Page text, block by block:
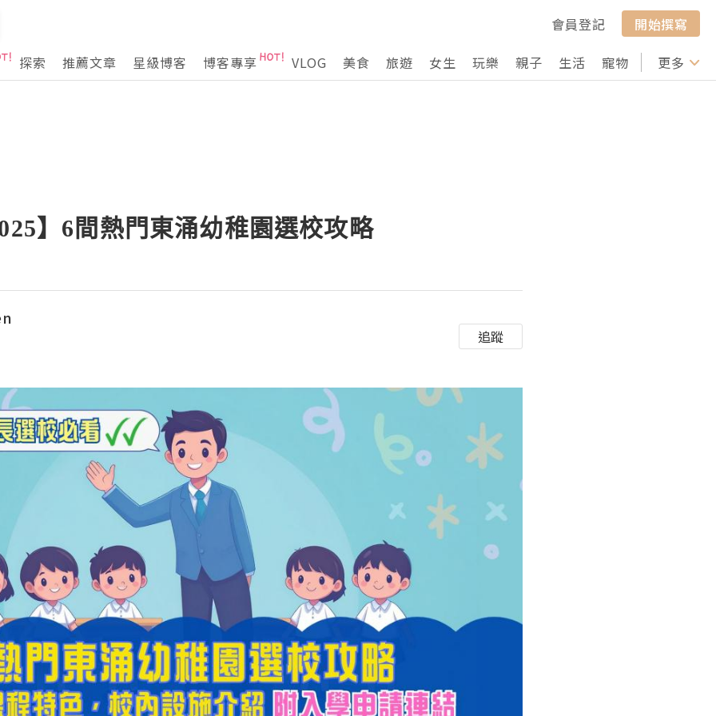
會員登記
開始撰寫
探索
推薦文章 星級博客 博客專享 VLOG 美食 旅遊 女生 玩樂 親子 生活 寵物 行山 打卡
更多
】6間熱門東涌幼稚園選校攻略
追蹤